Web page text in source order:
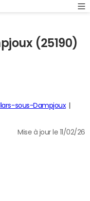
(25190)
sous-Dampjoux
Mise à jour le 11/02/26